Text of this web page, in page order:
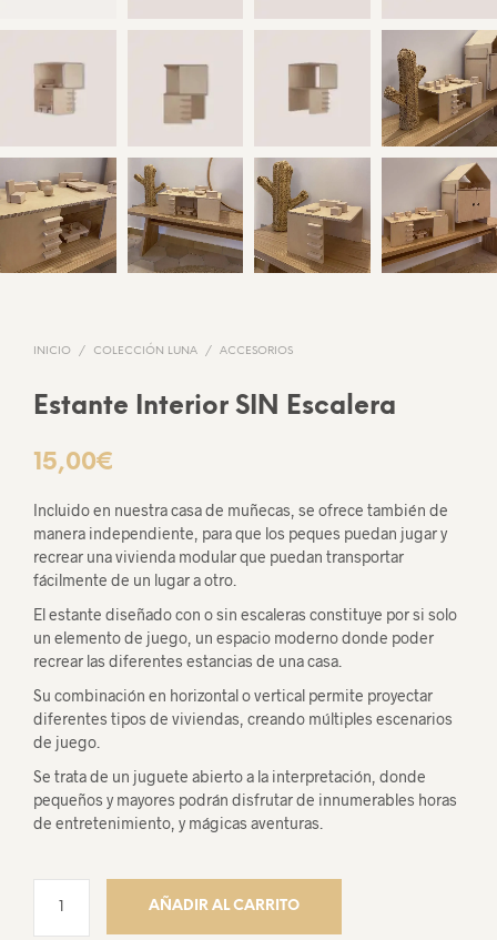
INICIO / COLECCIÓN LUNA / ACCESORIOS
Estante Interior SIN Escalera
15,00€
Incluido en nuestra casa de muñecas, se ofrece también de
manera independiente, para que los peques puedan jugar y
recrear una vivienda modular que puedan transportar
fácilmente de un lugar a otro.
El estante diseñado con o sin escaleras constituye por si solo
un elemento de juego, un espacio moderno donde poder
recrear las diferentes estancias de una casa.
Su combinación en horizontal o vertical permite proyectar
diferentes tipos de viviendas, creando múltiples escenarios
de juego.
Se trata de un juguete abierto a la interpretación, donde
pequeños y mayores podrán disfrutar de innumerables horas
de entretenimiento, y mágicas aventuras.
AÑADIR AL CARRITO